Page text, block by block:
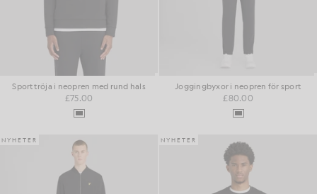
Sporttröja i neopren med rund hals
£75.00
Joggingbyxor i neopren för sport
£80.00
NYHETER NYHETER